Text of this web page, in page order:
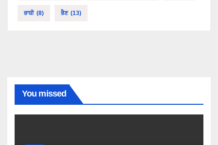
ਭਾਬੀ (8) ਭੈਣ (13)
You missed